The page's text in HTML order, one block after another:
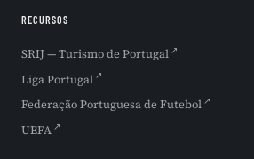
RECURSOS
SRIJ — Turismo de Portugal
Liga Portugal
Federação Portuguesa de Futebol
UEFA